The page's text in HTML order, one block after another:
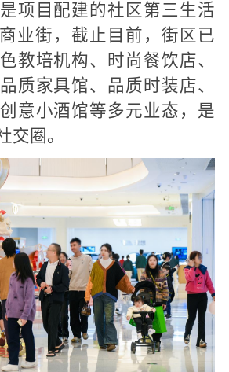
项目配建的社区第三生活
业街，截止目前，街区已
教培机构、时尚餐饮店、
质家具馆、品质时装店、
意小酒馆等多元业态，是
交圈。